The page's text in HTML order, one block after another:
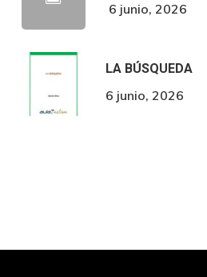
6 junio, 2026
LA BÚSQUEDA
6 junio, 2026